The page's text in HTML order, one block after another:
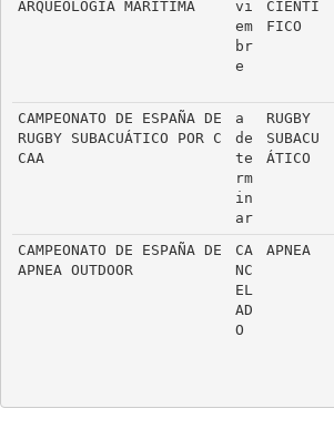
ARQUEOLOGÍA MARÍTIMA
vi
em
br
e
CIENTÍ
FICO
CAMPEONATO DE ESPAÑA DE
RUGBY SUBACUÁTICO POR C
CAA
a
de
te
rm
in
ar
RUGBY
SUBACU
ÁTICO
CAMPEONATO DE ESPAÑA DE
APNEA OUTDOOR
CA
NC
EL
AD
O
APNEA